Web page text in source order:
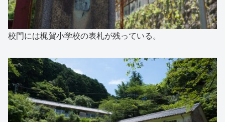
校門には梶賀小学校の表札が残っている。